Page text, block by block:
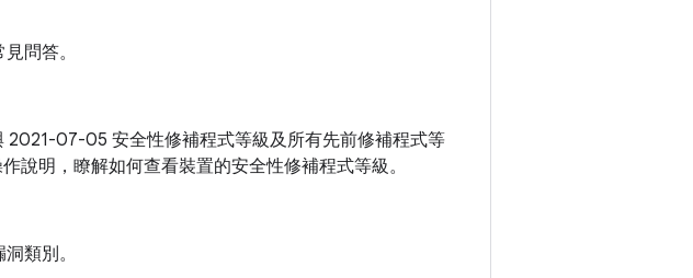
問答。
07-05 安全性修補程式等級及所有先前修補程式等
說明，瞭解如何查看裝置的安全性修補程式等級。
類別。